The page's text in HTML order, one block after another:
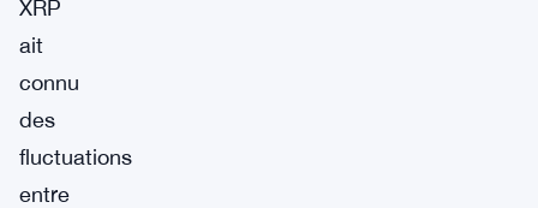
XRP
ait
connu
des
fluctuations
entre